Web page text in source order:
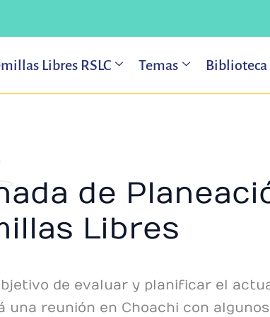
Libres RSLC Temas Biblioteca
de
Libres
de evaluar y planificar el
una reunión en Choachi con